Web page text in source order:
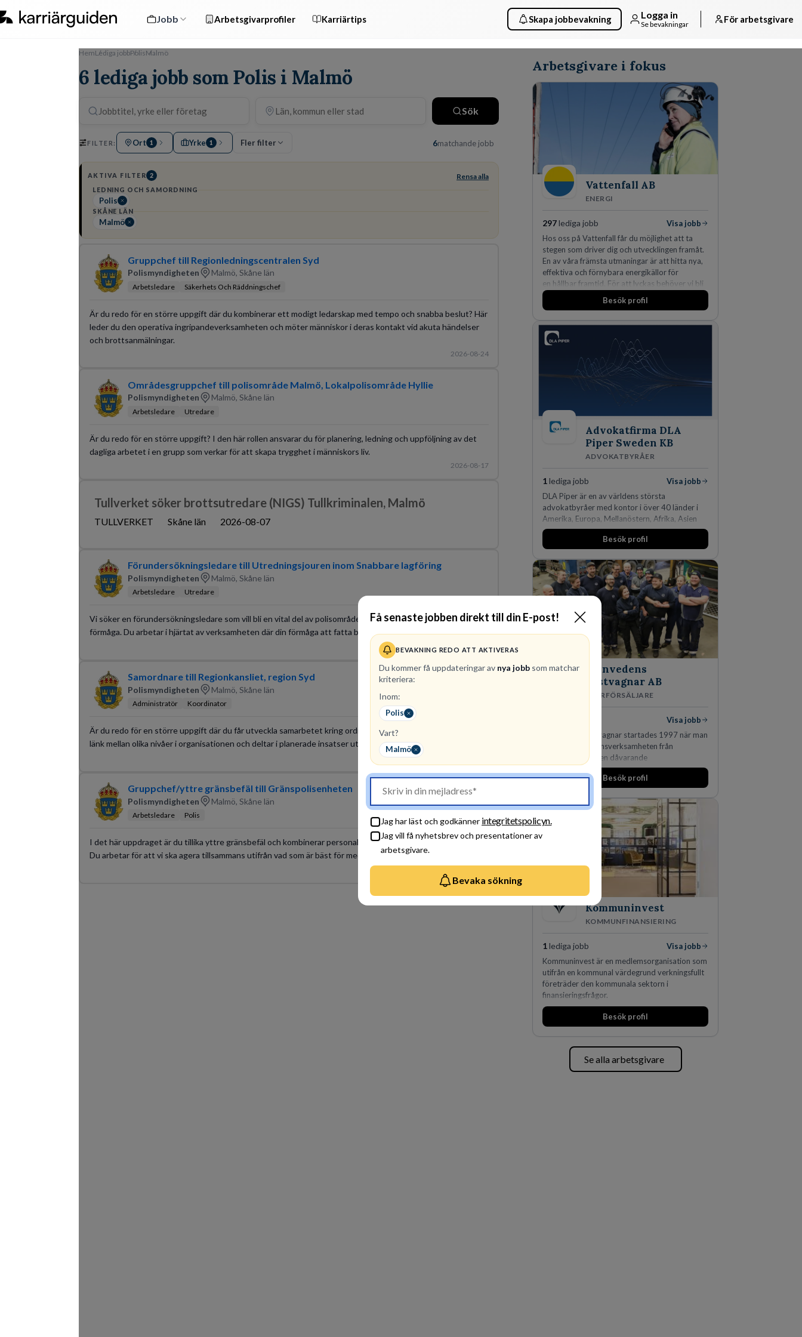
Jobb Arbetsgivarprofiler Karriärtips Skapa jobbevakning Logga in
Se bevakningar För arbetsgivare
Få senaste jobben direkt till din E-post!
BEVAKNING REDO ATT AKTIVERAS
Du kommer få uppdateringar av nya jobb som matchar
kriteriera:
Inom:
Polis
Vart?
Malmö
Jag har läst och godkänner integritetspolicyn.
Jag vill få nyhetsbrev och presentationer av
arbetsgivare.
Bevaka sökning
HemLediga jobbPolisMalmö
6 lediga jobb som Polis i Malmö
Sök
FILTER: Ort 1 Yrke 1 Fler filter 6matchande jobb
AKTIVA FILTER 2 Rensa alla
LEDNING OCH SAMORDNING
Polis
SKÅNE LÄN
Malmö
Gruppchef till Regionledningscentralen Syd
Polismyndigheten Malmö, Skåne län
Arbetsledare Säkerhets Och Räddningschef
Är du redo för en större uppgift där du kombinerar ett modigt ledarskap med tempo och snabba beslut? Här
leder du den operativa ingripandeverksamheten och möter människor i deras kontakt vid akuta händelser
och brottsanmälningar.
2026-08-24
Områdesgruppchef till polisområde Malmö, Lokalpolisområde Hyllie
Polismyndigheten Malmö, Skåne län
Arbetsledare Utredare
Är du redo för en större uppgift? I den här rollen ansvarar du för planering, ledning och uppföljning av det
dagliga arbetet i en grupp som verkar för att skapa trygghet i människors liv.
2026-08-17
Tullverket söker brottsutredare (NIGS) Tullkriminalen, Malmö
TULLVERKET Skåne län 2026-08-07
Förundersökningsledare till Utredningsjouren inom Snabbare lagföring
Polismyndigheten Malmö, Skåne län
Arbetsledare Utredare
Vi söker en förundersökningsledare som vill bli en vital del av polisområdets samlade brottsbekämpande
förmåga. Du arbetar i hjärtat av verksamheten där din förmåga att fatta beslut gör skillnad varje dag.
2026-08-10
Samordnare till Regionkansliet, region Syd
Polismyndigheten Malmö, Skåne län
Administratör Koordinator
Är du redo för en större uppgift där du får utveckla samarbetet kring ordningsvakter? I denna roll agerar du
länk mellan olika nivåer i organisationen och deltar i planerade insatser ute på fältet.
Gruppchef/yttre gränsbefäl till Gränspolisenheten
Polismyndigheten Malmö, Skåne län
Arbetsledare Polis
I det här uppdraget är du tillika yttre gränsbefäl och kombinerar personalansvar med operativ ledning i fält.
Du arbetar för att vi ska agera tillsammans utifrån vad som är bäst för medborgarna.
Arbetsgivare i fokus
Vattenfall AB
ENERGI
297lediga jobb
Visa jobb
Hos oss på Vattenfall får du möjlighet att ta
stegen som driver dig och utvecklingen framåt.
En av våra främsta utmaningar är att hitta nya,
effektiva och förnybara energikällor för
en hållbar framtid. För att lyckas behöver vi bli
fler medarbetare som vill göra skillnad.
Besök profil
Advokatfirma DLA
Piper Sweden KB
ADVOKATBYRÅER
1lediga jobb
Visa jobb
DLA Piper är en av världens största
advokatbyråer med kontor i över 40 länder i
Amerika, Europa, Mellanöstern, Afrika, Asien
och Oceanien. Vi är specialister inom
affärsjuridikens alla områden och vi har några
fler än 450 jurister på fem kontor i Stockholm,
Köpenhamn, Århus, Oslo och Helsingfors kan vi
på DLA Piper erbjuda våra klienter en unik,
effektiv och gränsöverskridande nordisk
expertis. På vårt kontor i centrala Stockholm är
vi idag drygt 240 medarbetare.
Besök profil
Finnvedens
Lastvagnar AB
ÅTERFÖRSÄLJARE
Visa jobb
Finnvedens Lastvagnar startades 1997 när man
särskilde lastvagnsverksamheten från
personbilar på den dåvarande
huvudanläggningen i Värnamo. Sedan dess har
man expanderat kraftigt genom ett antal
den största privata återförsäljaren av Volvo
Lastvagnar och finns representerade på 20
orter i södra Sverige.
Besök profil
Kommuninvest
KOMMUNFINANSIERING
1 lediga jobb
Visa jobb
Kommuninvest är en medlemsorganisation som
utifrån en kommunal värdegrund verkningsfullt
företräder den kommunala sektorn i
finansieringsfrågor.
Besök profil
Se alla arbetsgivare